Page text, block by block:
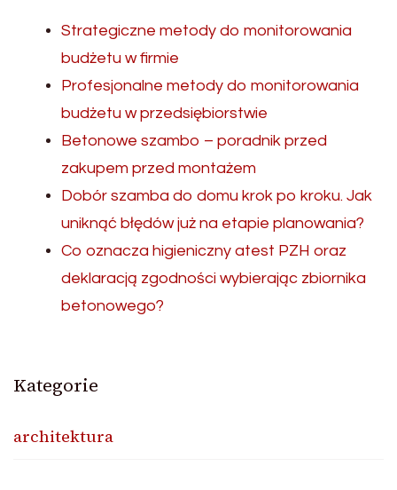
Strategiczne metody do monitorowania
budżetu w firmie
Profesjonalne metody do monitorowania
budżetu w przedsiębiorstwie
Betonowe szambo – poradnik przed
zakupem przed montażem
Dobór szamba do domu krok po kroku. Jak
uniknąć błędów już na etapie planowania?
Co oznacza higieniczny atest PZH oraz
deklaracją zgodności wybierając zbiornika
betonowego?
Kategorie
architektura